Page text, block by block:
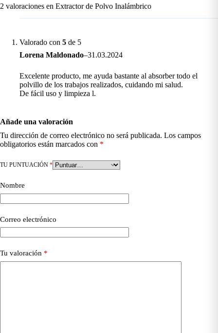
2 valoraciones en Extractor de Polvo Inalámbrico
Valorado con 5 de 5
Lorena Maldonado–31.03.2024
Excelente producto, me ayuda bastante al absorber todo el
polvillo de los trabajos realizados, cuidando mi salud.
De fácil uso y limpieza l.
Añade una valoración
Tu dirección de correo electrónico no será publicada. Los campos
obligatorios están marcados con *
TU PUNTUACIÓN *
Nombre
Correo electrónico
Tu valoración *